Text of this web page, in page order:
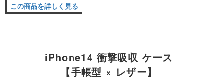
この商品を詳しく見る
iPhone14 衝撃吸収 ケース
【手帳型 × レザー】